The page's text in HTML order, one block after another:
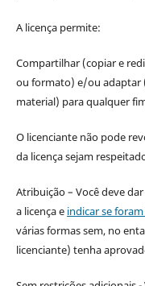
A licença permite:
Compartilhar (copiar e
ou formato) e/ou adaptar
material) para qualquer
O licenciante não pode
da licença sejam
Atribuição – Você deve
a licença e indicar se
várias formas sem, no
licenciante) tenha